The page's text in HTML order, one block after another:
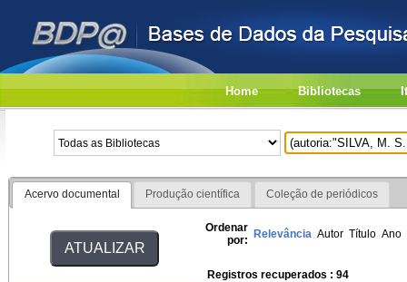
Home Bibliotecas
Acervo documental Produção científica Coleção de periódicos
Ordenar
por: Relevância Autor Título Ano
Registros recuperados : 94